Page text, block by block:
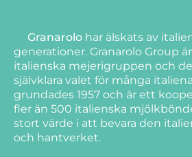
Granarolo har älskats av
generationer. Granarolo Group
italienska mejerigruppen och
självklara valet för många
grundades 1957 och är ett
fler än 500 italienska
stort värde i att bevara den
och hantverket.